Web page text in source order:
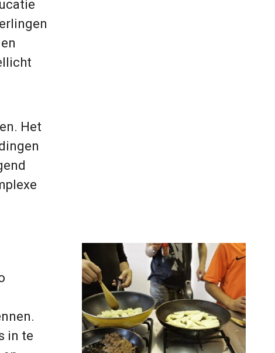
Het
in te